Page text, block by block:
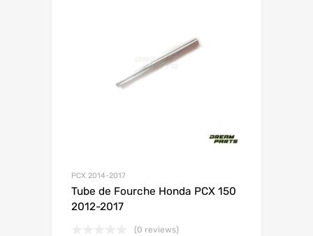
PCX 2014-2017
Tube de Fourche Honda PCX 150
2012-2017
(0 reviews)